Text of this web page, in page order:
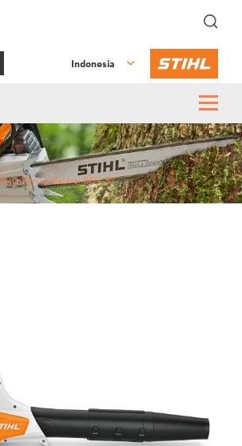
Indonesia
Peniup Baterai BGA 57